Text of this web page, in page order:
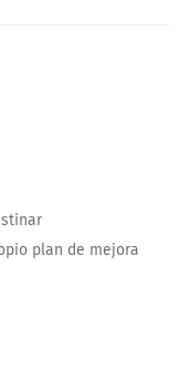
plan de mejora